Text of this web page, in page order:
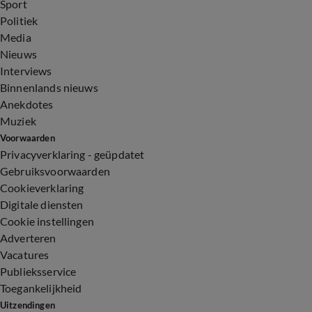
Sport
Politiek
Media
Nieuws
Interviews
Binnenlands nieuws
Anekdotes
Muziek
Voorwaarden
Privacyverklaring - geüpdatet
Gebruiksvoorwaarden
Cookieverklaring
Digitale diensten
Cookie instellingen
Adverteren
Vacatures
Publieksservice
Toegankelijkheid
Uitzendingen